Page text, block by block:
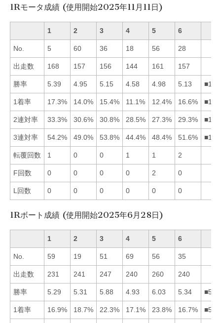
1Rモータ成績 (使用開始2025年11月11日)
1 2 3 4 5 6
No. 5 60 36 18 56 28
出走数 168 157 156 144 161 157
勝率 5.39 4.95 5.15 4.58 4.98 5.13
1着率 17.3% 14.0% 15.4% 11.1% 12.4% 16.6%
2連対率 33.3% 30.6% 30.8% 28.5% 27.3% 29.3%
3連対率 54.2% 49.0% 53.8% 44.4% 48.4% 51.6%
転覆回数 1 0 0 1 1 2
F回数 0 0 0 0 2 0
L回数 0 0 0 0 0 0
1Rボート成績 (使用開始2025年6月28日)
1 2 3 4 5 6
No. 59 19 51 69 56 35
出走数 231 241 247 240 260 240
勝率 5.29 5.31 5.88 4.93 6.03 5.34
1着率 16.9% 18.7% 22.3% 17.1% 23.8% 16.7%